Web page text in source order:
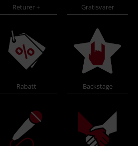
Returer + Gratisvarer
Rabatt Backstage